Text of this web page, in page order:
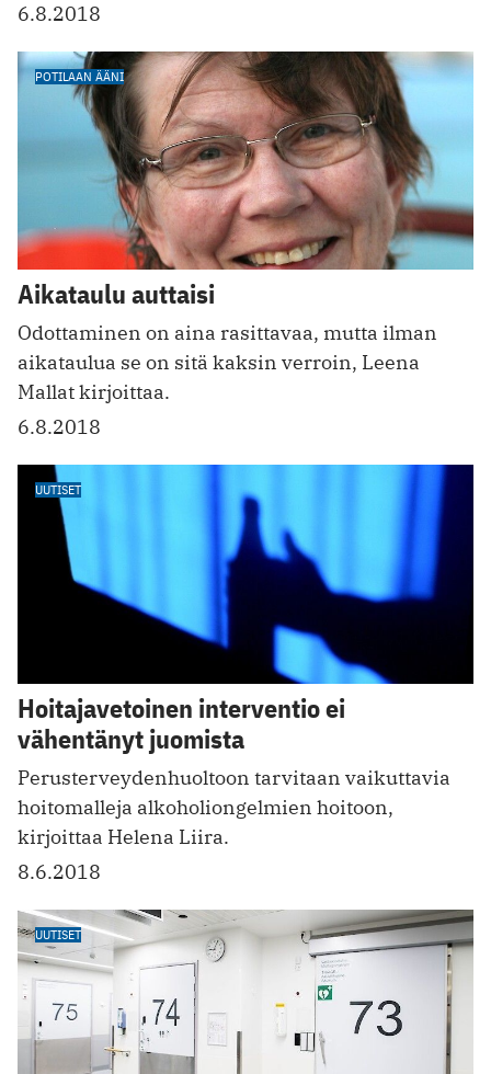
6.8.2018
POTILAAN ÄÄNI
Aikataulu auttaisi
Odottaminen on aina rasittavaa, mutta ilman
aikataulua se on sitä kaksin verroin, Leena
Mallat kirjoittaa.
6.8.2018
UUTISET
Hoitajavetoinen interventio ei
vähentänyt juomista
Perusterveydenhuoltoon tarvitaan vaikuttavia
hoitomalleja alkoholi­ongelmien hoitoon,
kirjoittaa Helena Liira.
8.6.2018
UUTISET